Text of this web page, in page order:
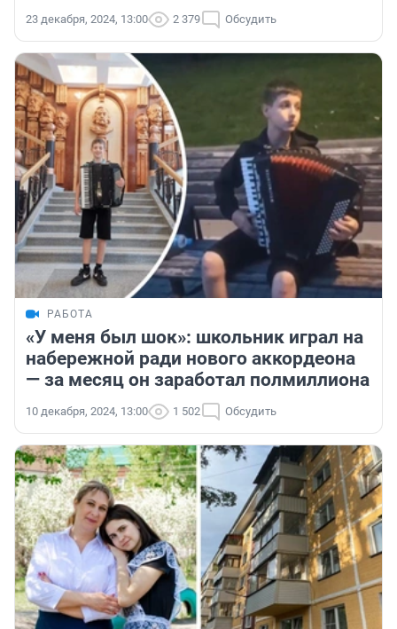
23 декабря, 2024, 13:00 2 379 Обсудить
РАБОТА
«У меня был шок»: школьник играл на
набережной ради нового аккордеона
— за месяц он заработал полмиллиона
10 декабря, 2024, 13:00 1 502 Обсудить